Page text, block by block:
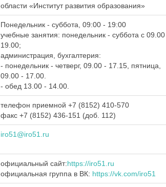
области «Институт развития образования»
Понедельник - суббота, 09:00 - 19:00
учебные занятия: понедельник - суббота с 09.00
19.00;
администрация, бухгалтерия:
- понедельник - четверг, 09.00 - 17.15, пятница,
09.00 - 17.00.
- обед 13.00 - 14.00.
телефон приемной +7 (8152) 410-570
факс +7 (8152) 436-151 (доб. 112)
iro51@iro51.ru
официальный сайт:https://iro51.ru
официальная группа в ВК: https://vk.com/iro51